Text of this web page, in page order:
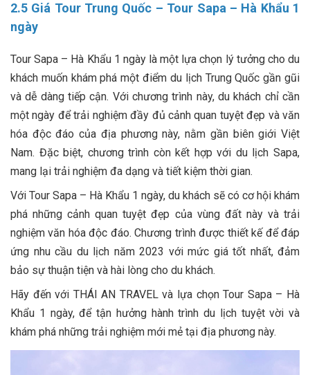
2.5 Giá Tour Trung Quốc – Tour Sapa – Hà Khẩu 1
ngày
Tour Sapa – Hà Khẩu 1 ngày là một lựa chọn lý tưởng cho du
khách muốn khám phá một điểm du lịch Trung Quốc gần gũi
và dễ dàng tiếp cận. Với chương trình này, du khách chỉ cần
một ngày để trải nghiệm đầy đủ cảnh quan tuyệt đẹp và văn
hóa độc đáo của địa phương này, nằm gần biên giới Việt
Nam. Đặc biệt, chương trình còn kết hợp với du lịch Sapa,
mang lại trải nghiệm đa dạng và tiết kiệm thời gian.
Với Tour Sapa – Hà Khẩu 1 ngày, du khách sẽ có cơ hội khám
phá những cảnh quan tuyệt đẹp của vùng đất này và trải
nghiệm văn hóa độc đáo. Chương trình được thiết kế để đáp
ứng nhu cầu du lịch năm 2023 với mức giá tốt nhất, đảm
bảo sự thuận tiện và hài lòng cho du khách.
Hãy đến với THÁI AN TRAVEL và lựa chọn Tour Sapa – Hà
Khẩu 1 ngày, để tận hưởng hành trình du lịch tuyệt vời và
khám phá những trải nghiệm mới mẻ tại địa phương này.